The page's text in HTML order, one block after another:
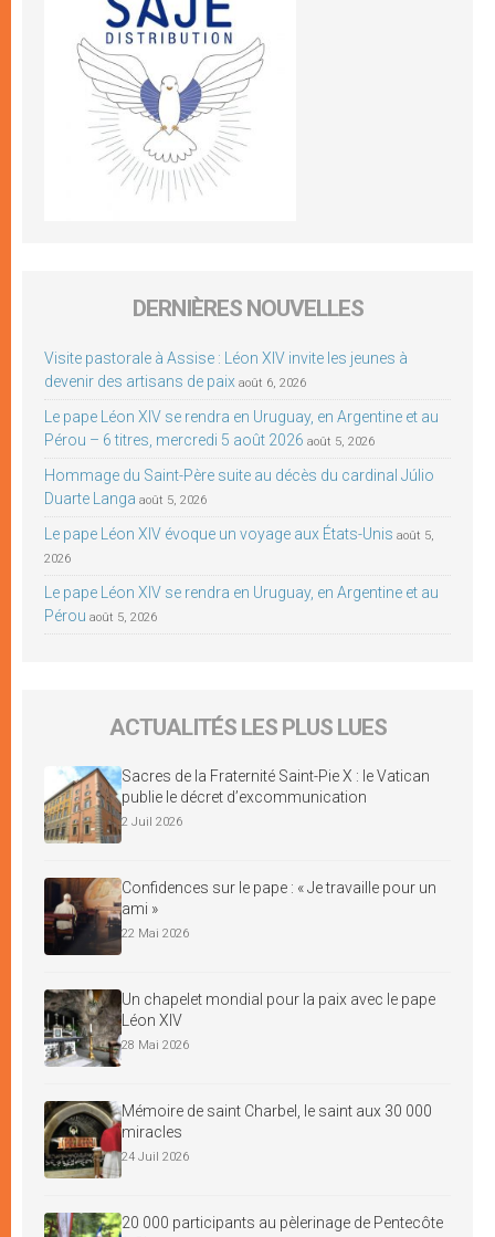
DERNIÈRES NOUVELLES
Visite pastorale à Assise : Léon XIV invite les jeunes à
devenir des artisans de paix août 6, 2026
Le pape Léon XIV se rendra en Uruguay, en Argentine et au
Pérou – 6 titres, mercredi 5 août 2026 août 5, 2026
Hommage du Saint-Père suite au décès du cardinal Júlio
Duarte Langa août 5, 2026
Le pape Léon XIV évoque un voyage aux États-Unis août 5,
2026
Le pape Léon XIV se rendra en Uruguay, en Argentine et au
Pérou août 5, 2026
ACTUALITÉS LES PLUS LUES
Sacres de la Fraternité Saint-Pie X : le Vatican
publie le décret d’excommunication
2 Juil 2026
Confidences sur le pape : « Je travaille pour un
ami »
22 Mai 2026
Un chapelet mondial pour la paix avec le pape
Léon XIV
28 Mai 2026
Mémoire de saint Charbel, le saint aux 30 000
miracles
24 Juil 2026
20 000 participants au pèlerinage de Pentecôte